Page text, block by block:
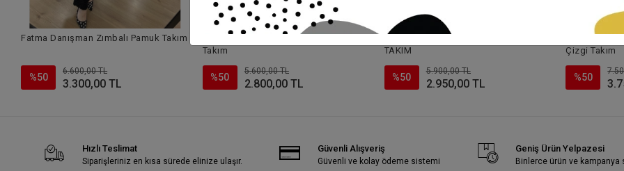
Fatma Danışman Zımbalı Pamuk Takım
%50
6.600,00 TL
3.300,00 TL
Takım
%50
5.600,00 TL
2.800,00 TL
TAKIM
%50
5.900,00 TL
2.950,00 TL
Çizgi Takım
%50
Hızlı Teslimat
Siparişleriniz en kısa sürede elinize ulaşır.
Güvenli Alışveriş
Güvenli ve kolay ödeme sistemi
Geniş Ürün Yelpazesi
Binlerce ürün ve kampanya